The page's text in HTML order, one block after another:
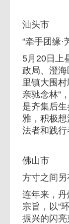
汕头市
“牵手团缘
5月20日上
政局、澄海
里镇大围
亲驰念林”
是齐集后
雅，积极
法者和践
佛山市
方寸之间
连年来，
宗旨，以“
振兴的闪